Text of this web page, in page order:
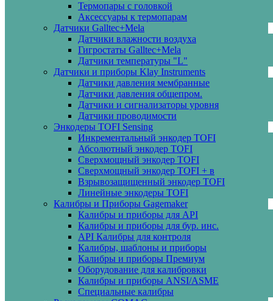
Термопары с головкой
Аксессуары к термопарам
Датчики Galltec+Mela
Датчики влажности воздуха
Гигростаты Galltec+Mela
Датчики температуры "L"
Датчики и приборы Klay Instruments
Датчики давления мембранные
Датчики давления общепром.
Датчики и сигнализаторы уровня
Датчики проводимости
Энкодеры TOFI Sensing
Инкрементальный энкодер TOFI
Абсолютный энкодер TOFI
Сверхмощный энкодер TOFI
Сверхмощный энкодер TOFI + в
Взрывозащищенный энкодер TOFI
Линейные энкодеры TOFI
Калибры и Приборы Gagemaker
Калибры и приборы для API
Калибры и приборы для бур. инс.
API Калибры для контроля
Калибры, шаблоны и приборы
Калибры и приборы Премиум
Оборудование для калибровки
Калибры и приборы ANSI/ASME
Специальные калибры